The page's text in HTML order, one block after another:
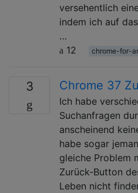
versehentlich
indem ich auf
…
12
chrome-for-
3 Chrome 37
Ich habe
Suchanfragen
anscheinend
habe sogar
gleiche Problem
Zurück-Button
Leben nicht